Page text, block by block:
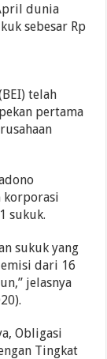
dunia
sebesar Rp
telah
pertama
korporasi
sukuk.
sukuk yang
dari 16
jelasnya
Obligasi
Tingkat